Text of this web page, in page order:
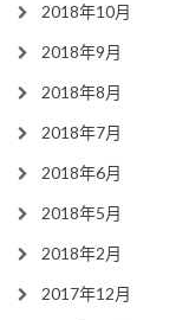
2018年10月
2018年9月
2018年8月
2018年7月
2018年6月
2018年5月
2018年2月
2017年12月